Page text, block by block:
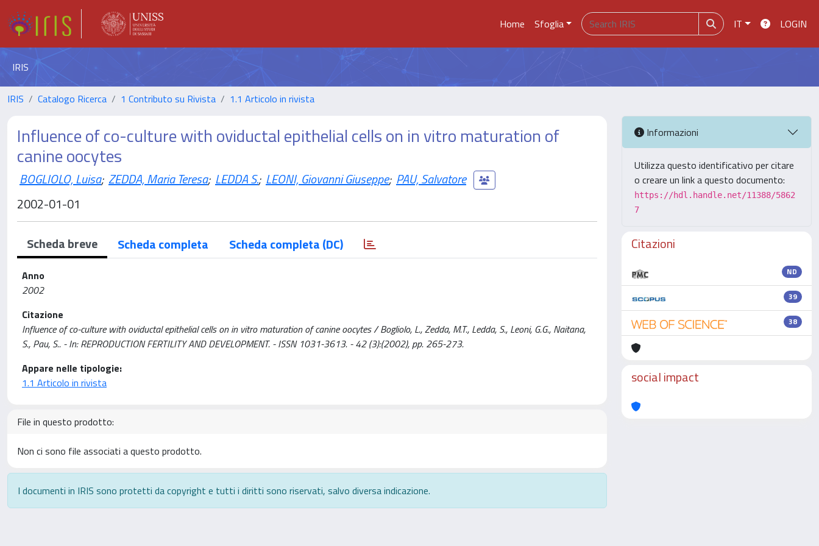
Home Sfoglia IT LOGIN
IRIS
IRIS Catalogo Ricerca 1 Contributo su Rivista 1.1 Articolo in rivista
Influence of co-culture with oviductal epithelial cells on in vitro maturation of
canine oocytes
BOGLIOLO, Luisa; ZEDDA, Maria Teresa; LEDDA S.; LEONI, Giovanni Giuseppe; PAU, Salvatore
2002-01-01
Scheda breve Scheda completa Scheda completa (DC)
Anno
2002
Citazione
Influence of co-culture with oviductal epithelial cells on in vitro maturation of canine oocytes / Bogliolo, L., Zedda, M.T., Ledda, S., Leoni, G.G., Naitana,
S., Pau, S.. - In: REPRODUCTION FERTILITY AND DEVELOPMENT. - ISSN 1031-3613. - 42 (3):(2002), pp. 265-273.
Appare nelle tipologie:
1.1 Articolo in rivista
File in questo prodotto:
Non ci sono file associati a questo prodotto.
I documenti in IRIS sono protetti da copyright e tutti i diritti sono riservati, salvo diversa indicazione.
Informazioni
Utilizza questo identificativo per citare
o creare un link a questo documento:
https://hdl.handle.net/11388/5862
7
Citazioni
ND
39
38
social impact